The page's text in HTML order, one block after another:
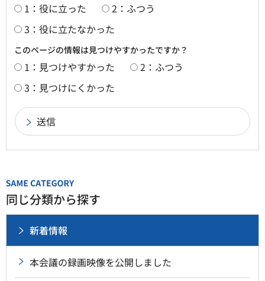
1：役に立った
2：ふつう
3：役に立たなかった
このページの情報は見つけやすかったですか？
1：見つけやすかった
2：ふつう
3：見つけにくかった
同じ分類から探す
新着情報
本会議の録画映像を公開しました